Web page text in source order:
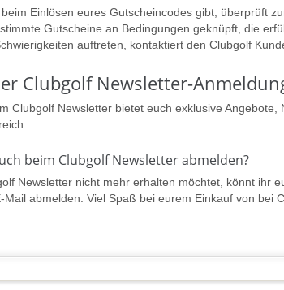
Einlösen eures Gutscheincodes gibt, überprüft
Gutscheine an Bedingungen geknüpft, die
auftreten, kontaktiert den Clubgolf
Clubgolf Newsletter-
Clubgolf Newsletter bietet euch exklusive
.
beim Clubgolf Newsletter abmelden?
Newsletter nicht mehr erhalten möchtet, könnt ihr
Mail abmelden. Viel Spaß bei eurem Einkauf von bei